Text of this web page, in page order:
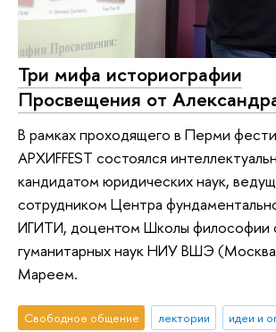
Три мифа историографии
Просвещения от
В рамках проходящего в Перми
АРХИFFEST состоялся
кандидатом юридических наук,
сотрудником Центра
ИГИТИ, доцентом Школы философии
гуманитарных наук НИУ ВШЭ
Мареем.
Свободное общение лектории
идеи и